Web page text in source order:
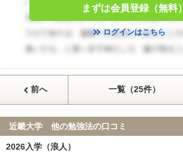
まずは会員登録（無料）
ログインはこちら
前へ 一覧（25件）
近畿大学 他の勉強法の口コミ
2026入学（浪人）